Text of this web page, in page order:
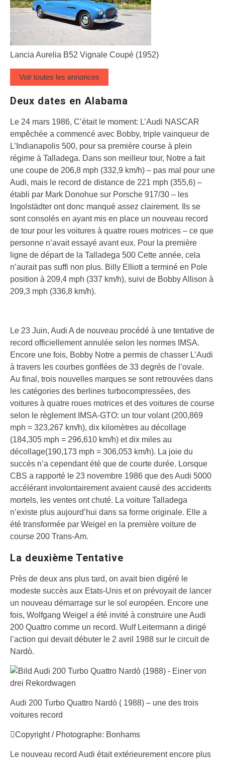
Lancia Aurelia B52 Vignale Coupé (1952)
Voir toutes les annonces
Deux dates en Alabama
Le 24 mars 1986, C’était le moment: L’Audi NASCAR
empêchée a commencé avec Bobby, triple vainqueur de
L’Indianapolis 500, pour sa première course à plein
régime à Talladega. Dans son meilleur tour, Notre a fait
une coupe de 206,8 mph (332,9 km/h) – pas mal pour une
Audi, mais le record de distance de 221 mph (355,6) –
établi par Mark Donohue sur Porsche 917/30 – les
Ingolstädter ont donc manqué assez clairement. Ils se
sont consolés en ayant mis en place un nouveau record
de tour pour les voitures à quatre roues motrices – ce que
personne n’avait essayé avant eux. Pour la première
ligne de départ de la Talladega 500 Cette année, cela
n’aurait pas suffi non plus. Billy Elliott a terminé en Pole
position à 209,4 mph (337 km/h), suivi de Bobby Allison à
209,3 mph (336,8 km/h).
Le 23 Juin, Audi A de nouveau procédé à une tentative de
record officiellement annulée selon les normes IMSA.
Encore une fois, Bobby Notre a permis de chasser L’Audi
à travers les courbes gonflées de 33 degrés de l’ovale.
Au final, trois nouvelles marques se sont retrouvées dans
les catégories des berlines turbocompressées, des
voitures à quatre roues motrices et des voitures de course
selon le règlement IMSA-GTO: un tour volant (200,869
mph = 323,267 km/h), dix kilomètres au décollage
(184,305 mph = 296,610 km/h) et dix miles au
décollage(190,173 mph = 306,053 km/h). La joie du
succès n’a cependant été que de courte durée. Lorsque
CBS a rapporté le 23 novembre 1986 que des Audi 5000
accélérant involontairement avaient causé des accidents
mortels, les ventes ont chuté. La voiture Talladega
n’existe plus aujourd’hui dans sa forme originale. Elle a
été transformée par Weigel en la première voiture de
course 200 Trans-Am.
La deuxième Tentative
Près de deux ans plus tard, on avait bien digéré le
modeste succès aux Etats-Unis et on prévoyait de lancer
un nouveau démarrage sur le sol européen. Encore une
fois, Wolfgang Weigel a été invité à construire une Audi
200 Quattro comme un record. Wulf Leitermann a dirigé
l’action qui devait débuter le 2 avril 1988 sur le circuit de
Nardò.
Audi 200 Turbo Quattro Nardò ( 1988) – une des trois
voitures record
Copyright / Photographe: Bonhams
Le nouveau record Audi était extérieurement encore plus